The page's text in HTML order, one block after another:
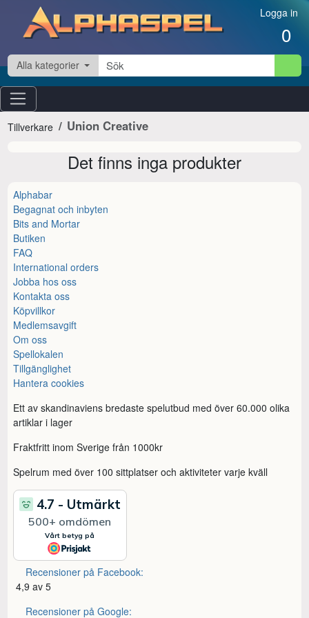
Hoppa till innehåll Logga in
0
Alla kategorier
Tillverkare Union Creative
Det finns inga produkter
Alphabar
Begagnat och inbyten
Bits and Mortar
Butiken
FAQ
International orders
Jobba hos oss
Kontakta oss
Köpvillkor
Medlemsavgift
Om oss
Spellokalen
Tillgänglighet
Hantera cookies
Ett av skandinaviens bredaste spelutbud med över 60.000 olika
artiklar i lager
Fraktfritt inom Sverige från 1000kr
Spelrum med över 100 sittplatser och aktiviteter varje kväll
Recensioner på Facebook:
4,9 av 5
Recensioner på Google: